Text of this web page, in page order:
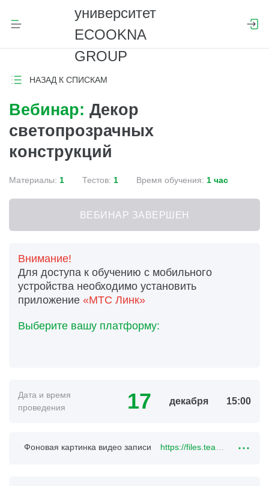
НАЗАД К СПИСКАМ
Вебинар: Декор
светопрозрачных
конструкций
Материалы: 1 Тестов: 1 Время обучения: 1 час
ВЕБИНАР ЗАВЕРШЕН
Внимание!
Для доступа к обучению с мобильного
устройства необходимо установить
приложение «МТС Линк»
Выберите вашу платформу:
Дата и время
проведения
17 декабря 15:00
Фоновая картинка видео записи